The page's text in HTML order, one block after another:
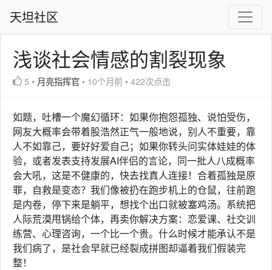
天坦社区
浅谈社会情感的割裂现象
5 • 月亮指挥官 • 10个月前 •422次点击
如题，吐槽一个魔幻循环：如果你抱怨孤独、说怕受伤，
网友大概率会带着股浩然正气一般地说，别人不重要，靠
人不如靠己，要好好爱自己；如果你转头问实体娃娃的体
验，或者发表支持发展AI伴侣的言论，同一批人八成概率
会大吼，这是不健康的，快去找真人连接！合着孤独是原
罪，自救是变态？我们像被扔在跑步机上的仓鼠，往前跑
是内卷，停下来是躺平，想找个出口就被塞鸡汤。系统把
人际荒漠甩锅给个体，再卖你解决方案：恋爱课、社交训
练营、心理咨询，一个比一个贵。什么时候才能承认不是
我们病了，是社会早就已经裂成拼图却逼着我们假装完
整！